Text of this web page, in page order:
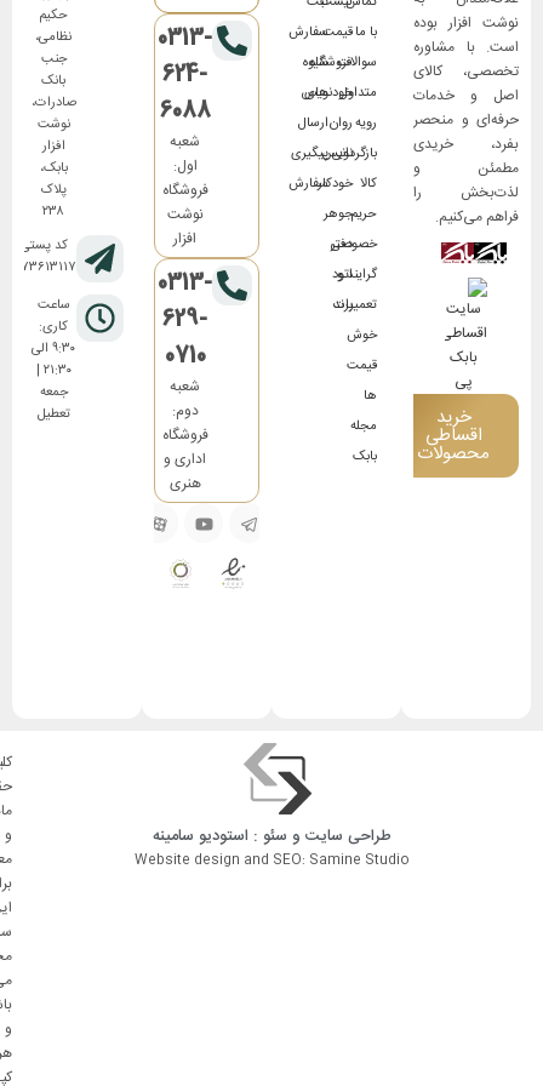
نوشت افزار بوده
است. با مشاوره
تخصصی، کالای
اصل و خدمات
حرفه‌ای و منحصر
بفرد، خریدی
مطمئن و
لذت‌بخش را
فراهم می‌کنیم.
خرید
اقساطی
محصولات
با ما
سوالات
متداول
رویه
بازگردانی
کالا
حریم
خصوصی
گرایند و
تعمیرات
خوش
قیمت
ها
مجله
بابک
قیمت
فروشگاه
خودنویس
روان
نویس
خودکار
جوهر
دفتر
اتود
برند
سفارش
شیوه
های
ارسال
پیگیری
سفارش
0313-
624-
6088
شعبه
اول:
فروشگاه
نوشت
افزار
0313-
629-
0710
شعبه
دوم:
فروشگاه
اداری و
هنری
حکیم
نظامی،
جنب
بانک
صادرات،
نوشت
افزار
بابک،
پلاک
۲۳۸
کد پستی:
۸۱۷۳۶۱۳۱۱۷
ساعت
کاری:
۹:۳۰ الی
۲۱:۳۰ |
جمعه
تعطیل
طراحی سایت و سئو : استودیو سامینه
Website design and SEO: Samine Studio
و
و